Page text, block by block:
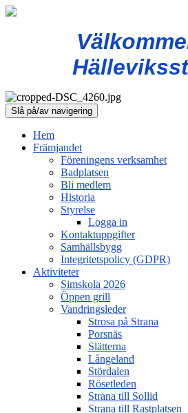
Slå på/av navigering
Hem
Främjandet
Föreningens verksamhet
Badplatsen
Bli medlem
Historia
Styrelse
Logga in
Kontaktuppgifter
Samhällsbygg
Integritetspolicy (GDPR)
Aktiviteter
Simskola 2026
Öppen grill
Vandringsleder
Strosa på Strana
Porsnäs
Slätterna
Långeland
Stördalen
Rösetleden
Strana till Sollid
Strana till Rastplatsen